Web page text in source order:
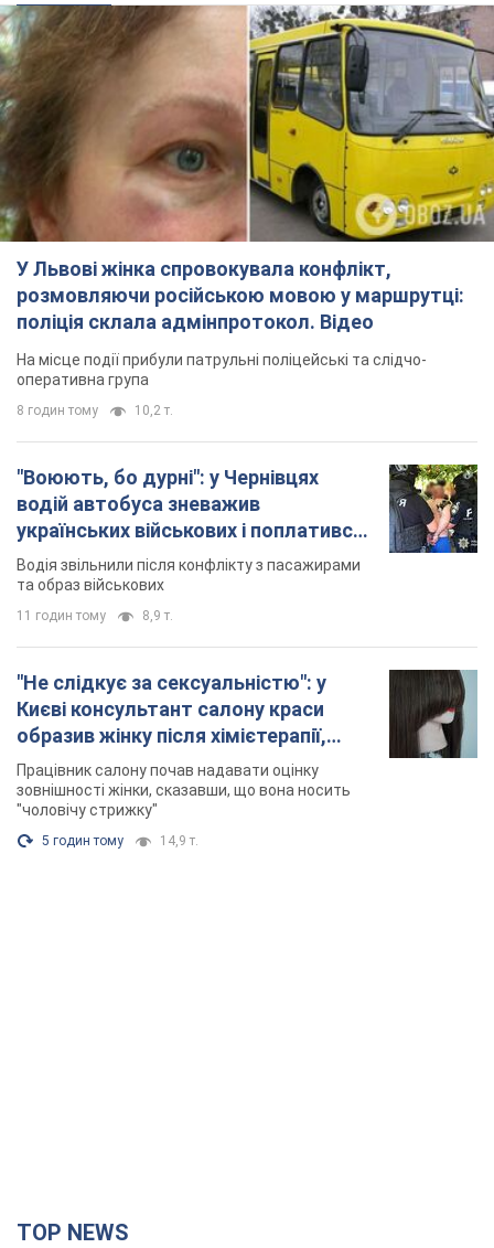
У Львові жінка спровокувала конфлікт,
розмовляючи російською мовою у маршрутці:
поліція склала адмінпротокол. Відео
На місце події прибули патрульні поліцейські та слідчо-
оперативна група
8 годин тому 10,2 т.
"Воюють, бо дурні": у Чернівцях
водій автобуса зневажив
українських військових і поплатився.
Відео
Водія звільнили після конфлікту з пасажирами
та образ військових
11 годин тому 8,9 т.
"Не слідкує за сексуальністю": у
Києві консультант салону краси
образив жінку після хімієтерапії,
розгорівся скандал. Фото
Працівник салону почав надавати оцінку
зовнішності жінки, сказавши, що вона носить
"чоловічу стрижку"
5 годин тому 14,9 т.
TOP NEWS